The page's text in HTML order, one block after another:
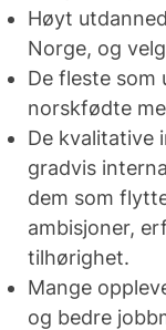
Høyt
Norge, og
De fleste som
norskfødte
De kvalitative
gradvis
dem som
ambisjoner,
tilhørighet.
Mange
og bedre